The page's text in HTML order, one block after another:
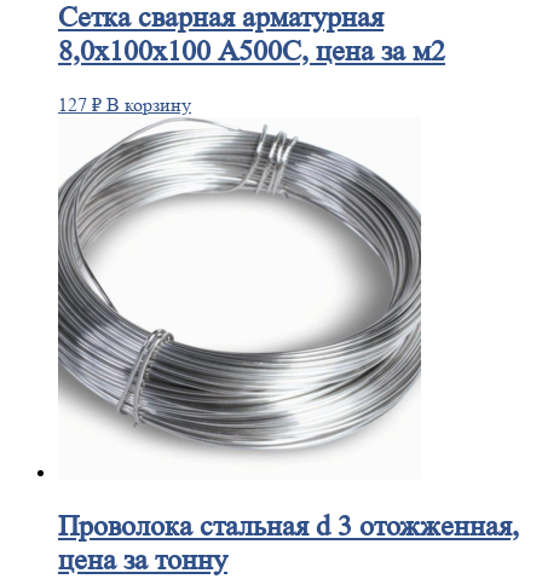
Сеткасварная арматурная
8,0х100х100 А500С, цена за м2
127 ₽ В корзину
Проволокастальная d 3 отожженная,
цена за тонну